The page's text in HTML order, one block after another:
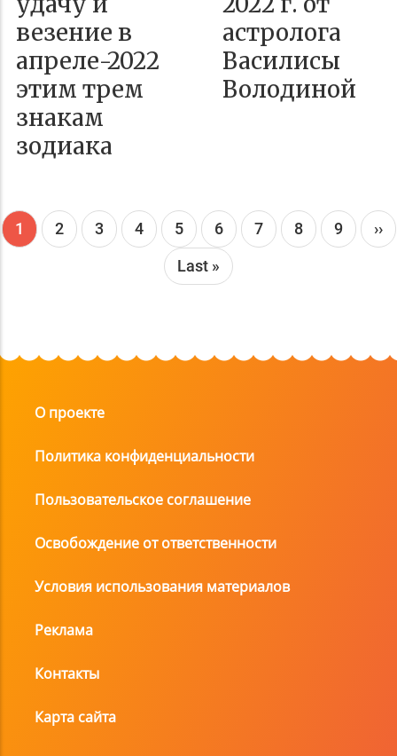
везение в
апреле-2022
этим трем
знакам
зодиака
астролога
Василисы
Володиной
Текущая
1 Page
2 Page
3 Page
4 Page
5 Page
6 Page
7 Page
8 Page
9
››
Последняя
Last »
О проекте
Политика конфиденциальности
Пользовательское соглашение
Освобождение от ответственности
Условия использования материалов
Реклама
Контакты
Карта сайта